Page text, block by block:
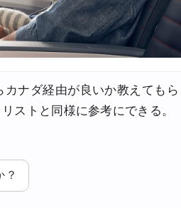
ナダ経由が良いか教えても
ストと同様に参考にできる。
？